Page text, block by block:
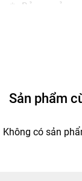
* Bảo quản:
- Bảo
- Sản xuất
Sản phẩm
Không có sản